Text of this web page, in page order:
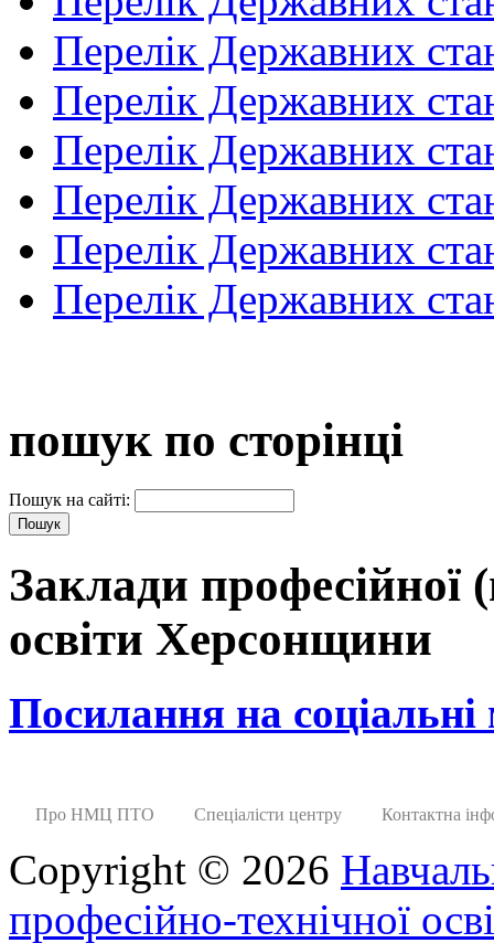
Перелік Державних
Перелік Державних
Перелік Державних
Перелік Державних
Перелік Державних
Перелік Державних
пошук по сторінці
Пошук на сайті:
Заклади професійної
освіти Херсонщини
Посилання на соціальні
Про НМЦ ПТО Спеціалісти центру Контактна
Copyright © 2026
професійно-технічної